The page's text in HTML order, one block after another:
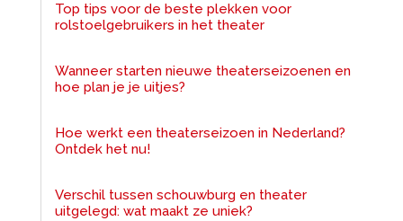
Top tips voor de beste plekken voor
rolstoelgebruikers in het theater
Wanneer starten nieuwe theaterseizoenen en
hoe plan je je uitjes?
Hoe werkt een theaterseizoen in Nederland?
Ontdek het nu!
Verschil tussen schouwburg en theater
uitgelegd: wat maakt ze uniek?